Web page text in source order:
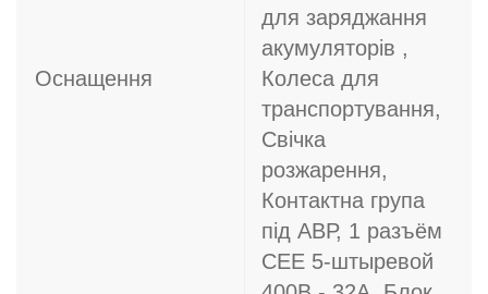
Оснащення
для заряджання
акумуляторів ,
Колеса для
транспортування,
Свічка
розжарення,
Контактна група
під АВР, 1 разъём
CEE 5-штыревой